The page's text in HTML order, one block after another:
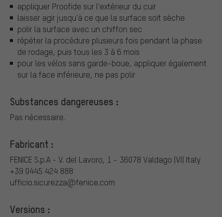
appliquer Proofide sur l'extérieur du cuir
laisser agir jusqu'à ce que la surface soit sèche
polir la surface avec un chiffon sec
répéter la procédure plusieurs fois pendant la phase
de rodage, puis tous les 3 à 6 mois
pour les vélos sans garde-boue, appliquer également
sur la face inférieure, ne pas polir
Substances dangereuses :
Pas nécessaire.
Fabricant :
FENICE S.p.A - V. del Lavoro, 1 - 36078 Valdago (VI) Italy
+39 0445 424 888
ufficio.sicurezza@fenice.com
Versions :